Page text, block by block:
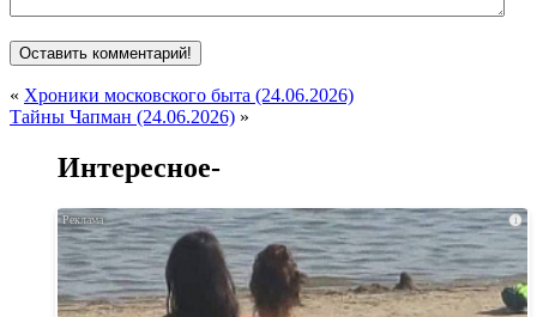
« Хроники московского быта (24.06.2026)
Тайны Чапман (24.06.2026) »
Интересное-
i